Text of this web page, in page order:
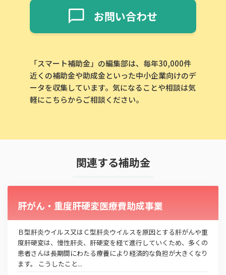
お問い合わせ
「スマート補助金」の編集部は、毎年30,000件
近くの補助金や助成金といった中小企業向けのデ
ータを収集しています。気になることや相談は気
軽にこちらからご相談ください。
関連する補助金
肝がん・重度肝硬変医療費助成事業
Ｂ型肝炎ウイルス又はＣ型肝炎ウイルスを原因とする肝がんや重
度肝硬変は、慢性肝炎、肝硬変を経て進行していくため、多くの
患者さんは長期間にわたる療養により経済的な負担が大きくなり
ます。 こうしたこと...